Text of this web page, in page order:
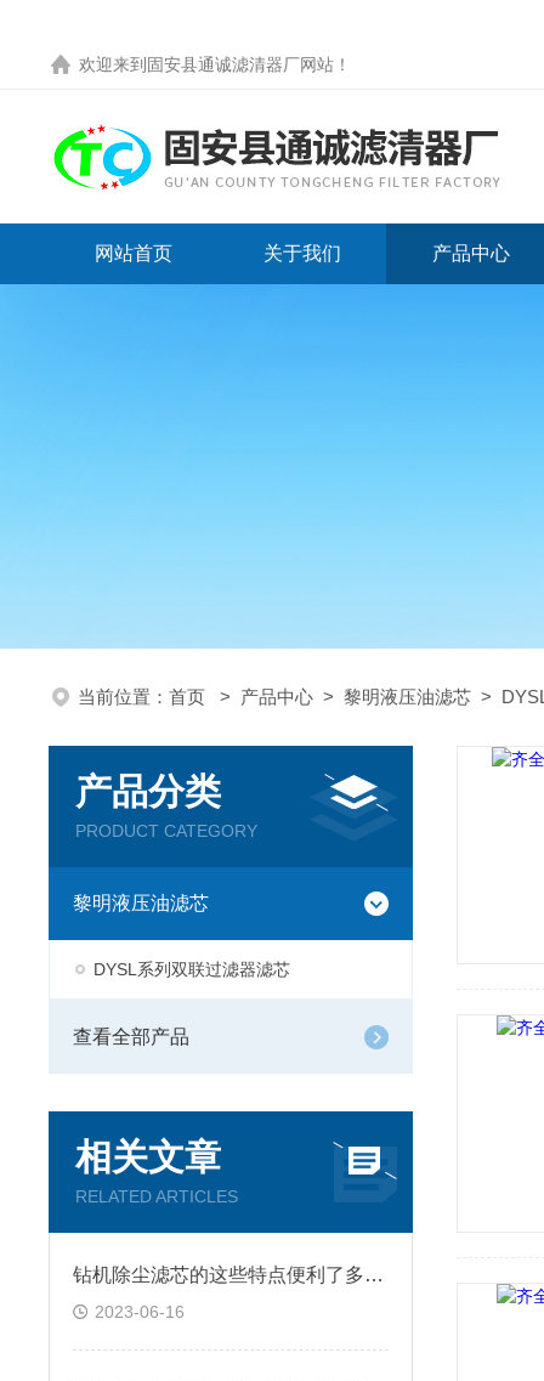
欢迎来到 固安县通诚滤清器厂网站 ！
网站首页 关于我们 产品中心
当前位置： 首页 > 产品中心 > 黎明液压油滤芯 >
产品分类
PRODUCT CATEGORY
黎明液压油滤芯
DYSL系列双联过滤器滤芯
查看全部产品
相关文章
RELATED ARTICLES
钻机除尘滤芯的这些特点便利了多种行业
2023-06-16